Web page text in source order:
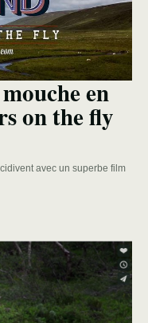
en
on the fly
avec un superbe film